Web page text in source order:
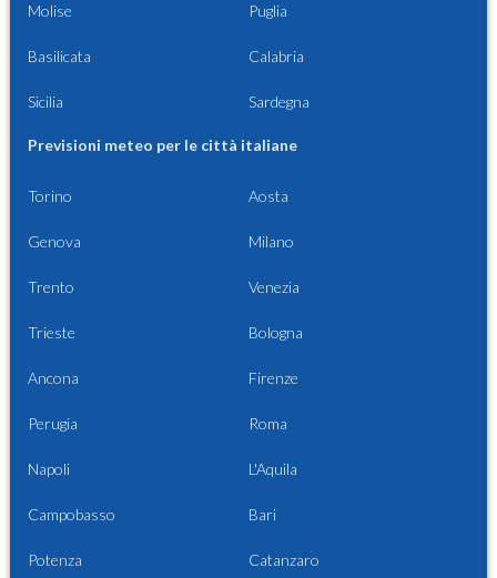
Molise Puglia
Basilicata Calabria
Sicilia Sardegna
Previsioni meteo per le città italiane
Torino Aosta
Genova Milano
Trento Venezia
Trieste Bologna
Ancona Firenze
Perugia Roma
Napoli L'Aquila
Campobasso Bari
Potenza Catanzaro